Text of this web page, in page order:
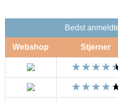
Bedst
Webshop Stjerner